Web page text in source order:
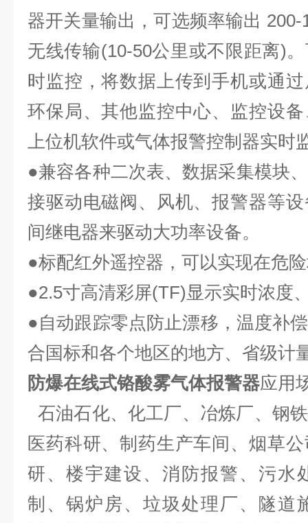
器开关量输出，可选频率输出
无线传输(10-50公里或不限距离)
时监控，将数据上传到手机或通
环保局、其他监控中心、监控设
上位机软件或气体报警控制器实时
●兼容各种二次表、数据采集模块
接驱动电磁阀、风机、报警器等
间继电器来驱动大功率设备。
●标配红外遥控器，可以实现在危
●2.5寸高清彩屏(TF)显示实时浓度
●自动跟踪零点防止漂移，温度补
合国标和各个地区的地方、省级计
防爆在线式铬酸雾气体报警器应用
石油石化、化工厂、冶炼厂、钢
医药科研、制药生产车间、烟草
研、楼宇建设、消防报警、污水
制、锅炉房、垃圾处理厂、隧道